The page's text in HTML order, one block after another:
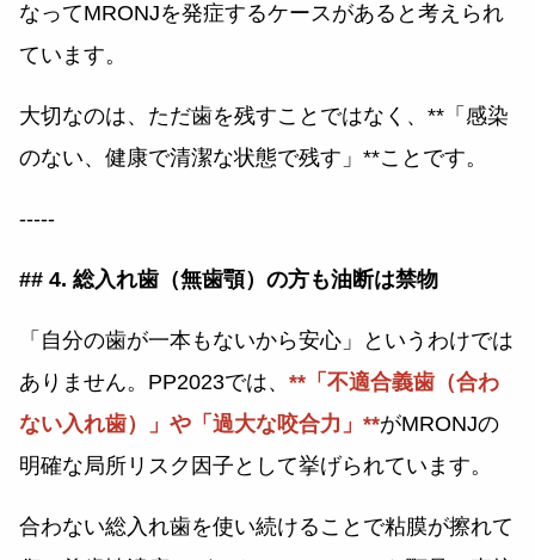
なってMRONJを発症するケースがあると考えられ
ています。
大切なのは、ただ歯を残すことではなく、**「感染
のない、健康で清潔な状態で残す」**ことです。
-----
## 4. 総入れ歯（無歯顎）の方も油断は禁物
「自分の歯が一本もないから安心」というわけでは
ありません。PP2023では、**「不適合義歯（合わ
ない入れ歯）」や「過大な咬合力」**がMRONJの
明確な局所リスク因子として挙げられています。
合わない総入れ歯を使い続けることで粘膜が擦れて